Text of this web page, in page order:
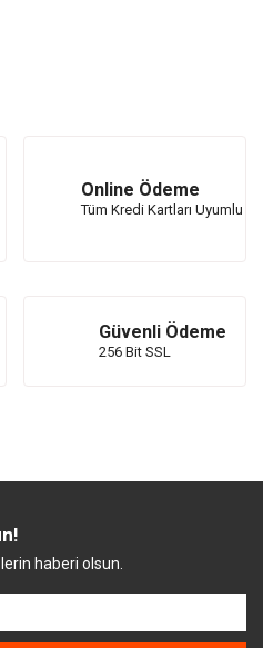
Online Ödeme
Tüm Kredi Kartları Uyumlu
Güvenli Ödeme
256 Bit SSL
haberi olsun.